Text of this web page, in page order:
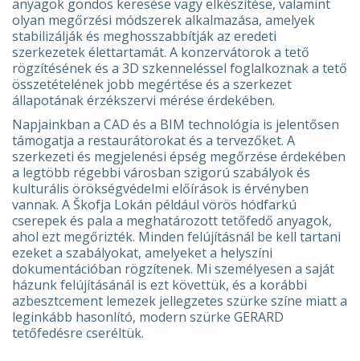
anyagok gondos keresése vagy elkészítése, valamint
olyan megőrzési módszerek alkalmazása, amelyek
stabilizálják és meghosszabbítják az eredeti
szerkezetek élettartamát. A konzervátorok a tető
rögzítésének és a 3D szkenneléssel foglalkoznak a tető
összetételének jobb megértése és a szerkezet
állapotának érzékszervi mérése érdekében.
Napjainkban a CAD és a BIM technológia is jelentősen
támogatja a restaurátorokat és a tervezőket. A
szerkezeti és megjelenési épség megőrzése érdekében
a legtöbb régebbi városban szigorú szabályok és
kulturális örökségvédelmi előírások is érvényben
vannak. A Škofja Lokán például vörös hódfarkú
cserepek és pala a meghatározott tetőfedő anyagok,
ahol ezt megőrizték. Minden felújításnál be kell tartani
ezeket a szabályokat, amelyeket a helyszíni
dokumentációban rögzítenek. Mi személyesen a saját
házunk felújításánál is ezt követtük, és a korábbi
azbesztcement lemezek jellegzetes szürke színe miatt a
leginkább hasonlító, modern szürke GERARD
tetőfedésre cseréltük.